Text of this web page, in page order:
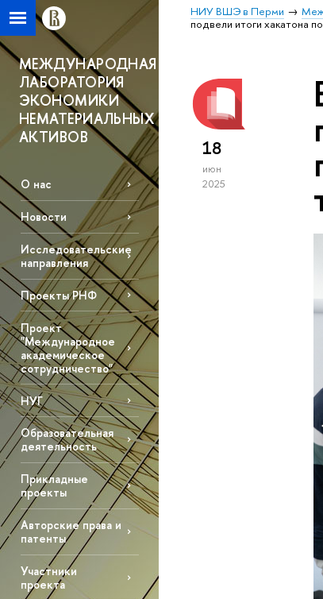
НИУ ВШЭ в Перми
подвели итоги хакатона
МЕЖДУНАРОДНАЯ
ЛАБОРАТОРИЯ
ЭКОНОМИКИ
НЕМАТЕРИАЛЬНЫХ
АКТИВОВ
О нас
Новости
Исследовательские
направления
Проекты РНФ
Проект
"Международное
академическое
сотрудничество"
НУГ
Образовательная
деятельность
Прикладные
проекты
Авторские права и
патенты
Участники
проекта
18
июн
2025